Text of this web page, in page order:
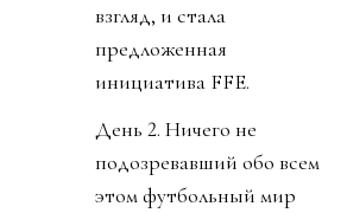
взгляд, и стала
предложенная
инициатива FFE.
День 2. Ничего не
подозревавший обо всем
этом футбольный мир